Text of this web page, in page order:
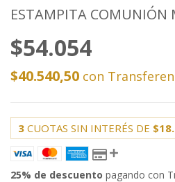
ESTAMPITA COMUNIÓN
$54.054
$40.540,50 con
3 CUOTAS SIN INTERÉS DE
25% de descuento pagando con